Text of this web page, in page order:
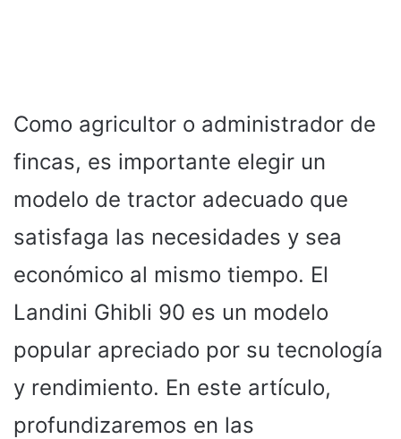
Como agricultor o administrador de
fincas, es importante elegir un
modelo de tractor adecuado que
satisfaga las necesidades y sea
económico al mismo tiempo. El
Landini Ghibli 90 es un modelo
popular apreciado por su tecnología
y rendimiento. En este artículo,
profundizaremos en las